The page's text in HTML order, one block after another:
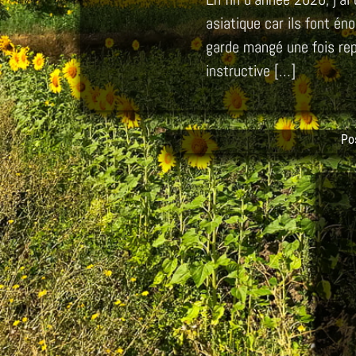
asiatique car ils font
garde mangé une fois
instructive […]